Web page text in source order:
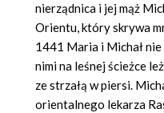
nierządnica i jej mąż
Orientu, który skrywa
1441 Maria i Michał nie
nimi na leśnej ścieżce
ze strzałą w piersi.
orientalnego lekarza